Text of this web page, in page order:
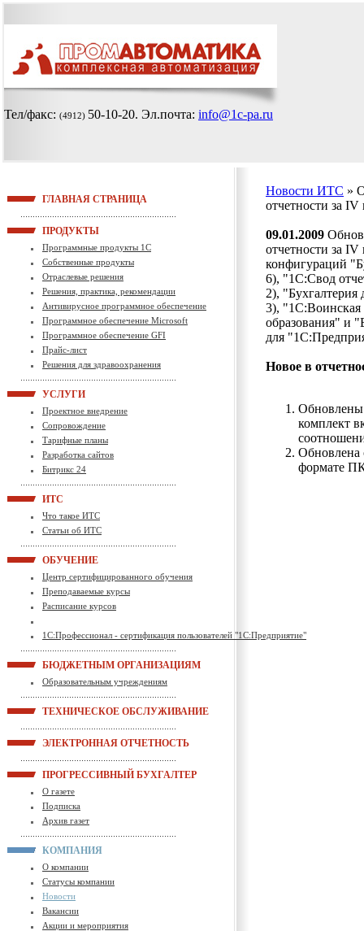
Тел/факс: (4912) 50-10-20. Эл.почта: info@1c-pa.ru
ГЛАВНАЯ СТРАНИЦА
ПРОДУКТЫ
Программные продукты 1С
Собственные продукты
Отраслевые решения
Решения, практика, рекомендации
Антивирусное программное обеспечение
Программное обеспечение Microsoft
Программное обеспечение GFI
Прайс-лист
Решения для здравоохранения
УСЛУГИ
Проектное внедрение
Сопровождение
Тарифные планы
Разработка сайтов
Битрикс 24
ИТС
Что такое ИТС
Статьи об ИТС
ОБУЧЕНИЕ
Центр сертифицированного обучения
Преподаваемые курсы
Расписание курсов
1С:Профессионал - сертификация пользователей "1С:Предприятие"
БЮДЖЕТНЫМ ОРГАНИЗАЦИЯМ
Образовательным учреждениям
ТЕХНИЧЕСКОЕ ОБСЛУЖИВАНИЕ
ЭЛЕКТРОННАЯ ОТЧЕТНОСТЬ
ПРОГРЕССИВНЫЙ БУХГАЛТЕР
О газете
Подписка
Архив газет
КОМПАНИЯ
О компании
Статусы компании
Новости
Вакансии
Акции и мероприятия
Новости ИТС »
отчетности за
09.01.2009
отчетности за
конфигураций
6), "1С:Свод
2), "Бухгалтерия
3), "1С:Воинская
образования" и
для
Новое в
комплект
Обновлена
формате